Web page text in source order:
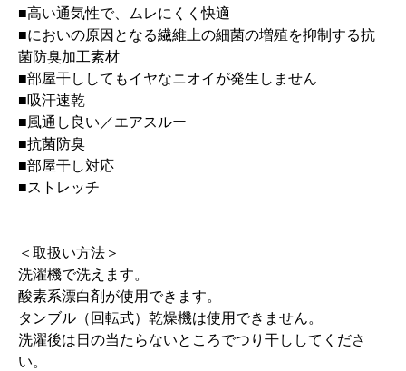
■高い通気性で、ムレにくく快適
■においの原因となる繊維上の細菌の増殖を抑制する抗
菌防臭加工素材
■部屋干ししてもイヤなニオイが発生しません
■吸汗速乾
■風通し良い／エアスルー
■抗菌防臭
■部屋干し対応
■ストレッチ
＜取扱い方法＞
洗濯機で洗えます。
酸素系漂白剤が使用できます。
タンブル（回転式）乾燥機は使用できません。
洗濯後は日の当たらないところでつり干ししてくださ
い。